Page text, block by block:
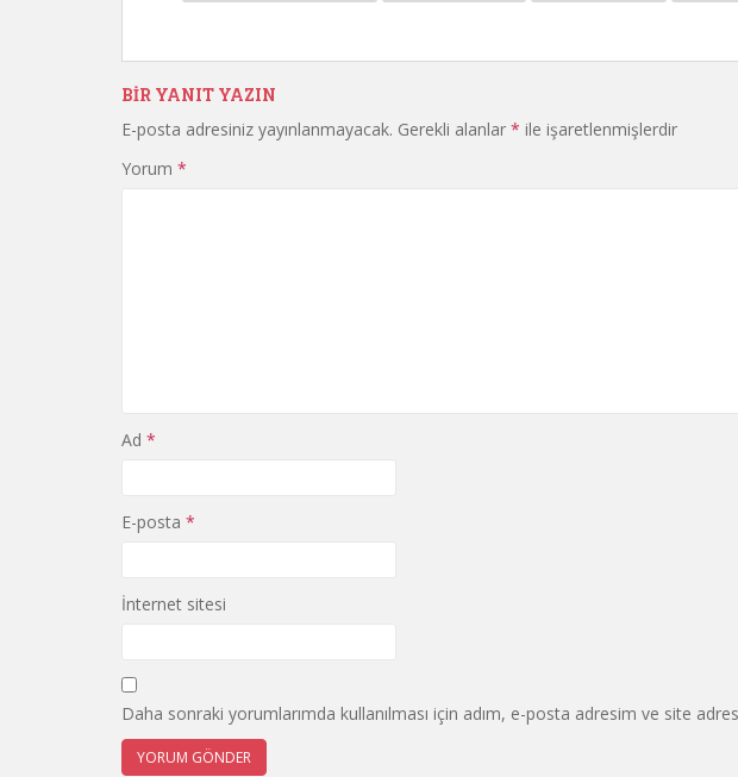
BIR YANIT YAZIN
E-posta adresiniz yayınlanmayacak. Gerekli alanlar * ile işaretlenmişlerdir
Yorum *
Ad *
E-posta *
İnternet sitesi
Daha sonraki yorumlarımda kullanılması için adım, e-posta adresim ve site